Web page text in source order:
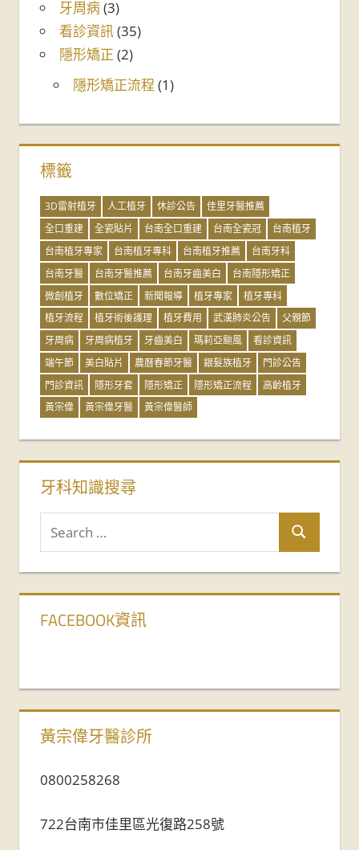
牙周病(3)
看診資訊(35)
隱形矯正 (2)
隱形矯正流程 (1)
標籤
3D雷射植牙 人工植牙 休診公告
佳里牙醫推薦
全口重建
全瓷貼片 台南全口重建 台南全瓷冠
台南植牙
台南植牙專家
台南植牙專科 台南植牙推薦
台南牙科
台南牙醫
台南牙醫推薦 台南牙齒美白
台南隱形矯正
微創植牙
數位矯正 新聞報導 植牙專家
植牙專科
植牙流程
植牙術後護理 植牙費用 武漢肺炎公告
父親節
牙周病
牙周病植牙 牙齒美白 瑪莉亞颱風
看診資訊
端午節
美白貼片 農曆春節牙醫 銀髮族植牙
門診公告
門診資訊
隱形牙套 隱形矯正 隱形矯正流程
高齡植牙
黃宗偉
黃宗偉牙醫 黃宗偉醫師
牙科知識搜尋
FACEBOOK資訊
黃宗偉牙醫診所
0800258268
722台南市佳里區光復路258號